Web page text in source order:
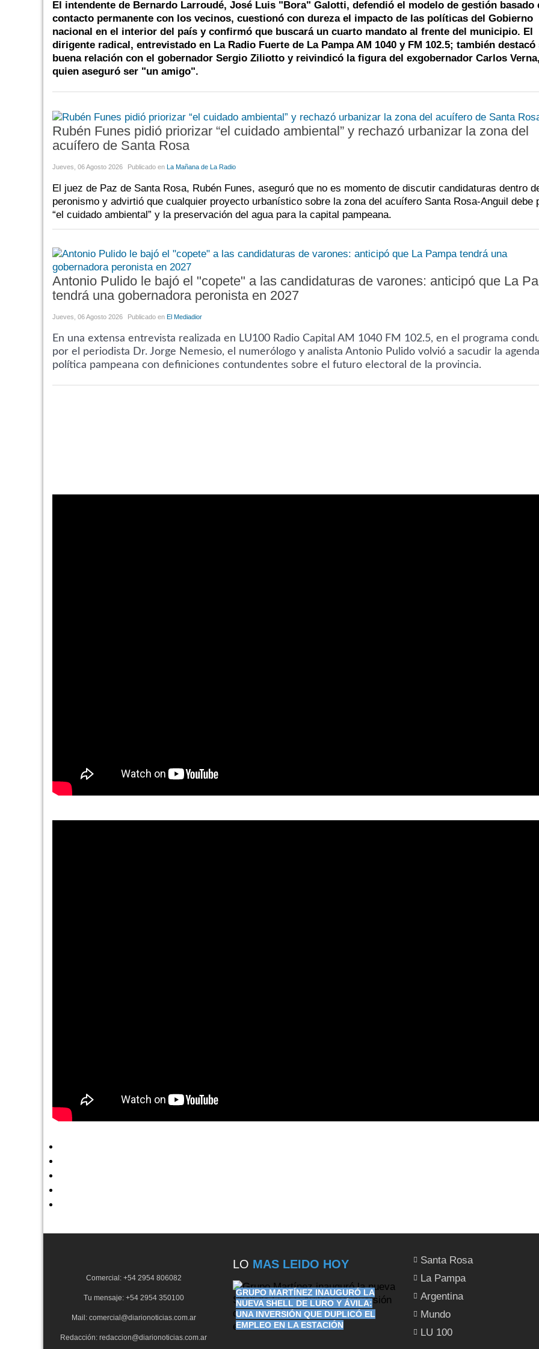
El intendente de Bernardo Larroudé, José Luis "Bora" Galotti, defendió el modelo de gestión basado
contacto permanente con los vecinos, cuestionó con dureza el impacto de las políticas del Gobierno
nacional en el interior del país y confirmó que buscará un cuarto mandato al frente del municipio. El
dirigente radical, entrevistado en La Radio Fuerte de La Pampa AM 1040 y FM 102.5; también destacó
buena relación con el gobernador Sergio Ziliotto y reivindicó la figura del exgobernador Carlos
quien aseguró ser "un amigo".
Rubén Funes pidió priorizar “el cuidado ambiental” y rechazó urbanizar la zona del
acuífero de Santa Rosa
Jueves, 06 Agosto 2026 Publicado en La Mañana de La Radio
El juez de Paz de Santa Rosa, Rubén Funes, aseguró que no es momento de discutir candidaturas dentro
peronismo y advirtió que cualquier proyecto urbanístico sobre la zona del acuífero Santa Rosa-Anguil debe
“el cuidado ambiental” y la preservación del agua para la capital pampeana.
Antonio Pulido le bajó el "copete" a las candidaturas de varones: anticipó que La
tendrá una gobernadora peronista en 2027
Jueves, 06 Agosto 2026 Publicado en El Mediadior
En una extensa entrevista realizada en LU100 Radio Capital AM 1040 FM 102.5, en el programa
por el periodista Dr. Jorge Nemesio, el numerólogo y analista Antonio Pulido volvió a sacudir la agenda
política pampeana con definiciones contundentes sobre el futuro electoral de la provincia.
Comercial: +54 2954 806082
Tu mensaje: +54 2954 350100
Mail: comercial@diarionoticias.com.ar
Redacción: redaccion@diarionoticias.com.ar
LO MAS LEIDO HOY
GRUPO MARTÍNEZ INAUGURÓ LA
NUEVA SHELL DE LURO Y ÁVILA:
UNA INVERSIÓN QUE DUPLICÓ EL
EMPLEO EN LA ESTACIÓN
Santa Rosa
La Pampa
Argentina
Mundo
LU 100